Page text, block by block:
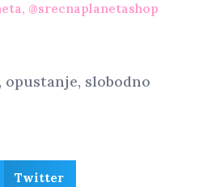
, @srecnaplanetashop
, opustanje, slobodno
Twitter